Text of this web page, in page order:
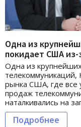
Одна из
покидает США
Одна из
телекоммуникаций,
рынка США, где все
продаж
наталкивались на
Подробнее